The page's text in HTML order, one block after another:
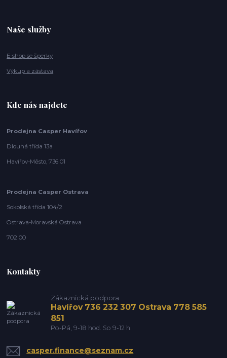
Naše služby
E-shop se šperky
Výkup a zástava
Kde nás najdete
Prodejna Casper Havířov
Dlouhá třída 13a
Havířov-Město, 736 01
Prodejna Casper Ostrava
Sokolská třída 104/2
Ostrava-Moravská Ostrava
702 00
Kontakty
Zákaznická podpora
Havířov 736 232 307 Ostrava 778 585
851
Po-Pá, 9-18 hod. So 9-12 h.
casper.finance@seznam.cz